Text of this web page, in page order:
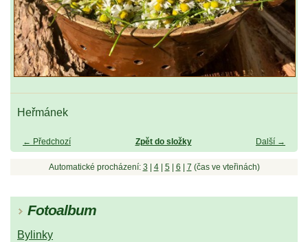
Heřmánek
← Předchozí Další →
Zpět do složky
Automatické procházení: 3 4| 5| 6 7 (čas ve vteřinách)
Fotoalbum
Bylinky